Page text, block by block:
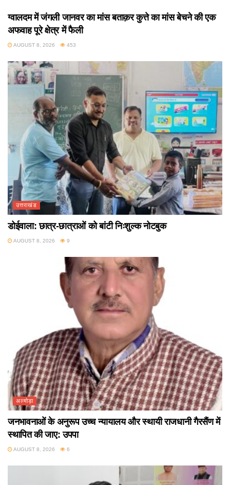
ग्वालदम में जंगली जानवर का मांस बताक़र कुत्ते का मांस बेचने की एक
अफवाह पूरे क्षेत्र में फैली
AUGUST 8, 2026 453
उत्तराखंड
डोईवाला: छात्र-छात्राओं को बांटी निःशुल्क नोटबुक
AUGUST 8, 2026 9
अल्मोड़ा
जनभावनाओं के अनुरूप उच्च न्यायालय और स्थायी राजधानी गैरसैंण में
स्थापित की जाए: उपपा
AUGUST 8, 2026 6